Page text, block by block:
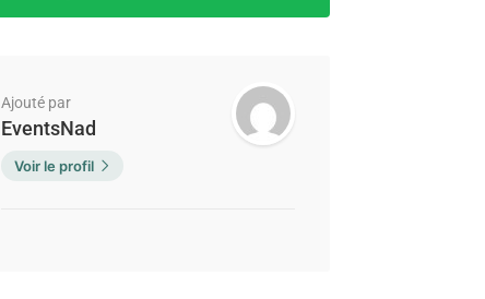
Ajouté par
EventsNad
Voir le profil